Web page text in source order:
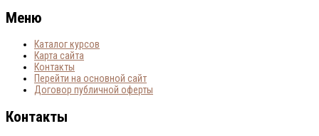
Меню
Каталог курсов
Карта сайта
Контакты
Перейти на основной сайт
Договор публичной оферты
Контакты